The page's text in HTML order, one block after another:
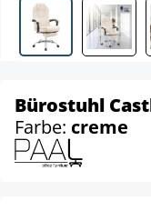
Bürostuhl
Farbe: creme